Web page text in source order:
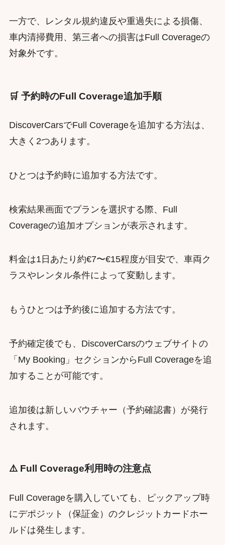
一方で、レンタル規約違反や重過失による損傷、
車内清掃費用、第三者への損害はFull Coverageの
対象外です。
🛒 予約時のFull Coverage追加手順
DiscoverCarsでFull Coverageを追加する方法は、
大きく2つあります。
ひとつは予約時に追加する方法です。
検索結果画面でプランを選択する際、Full
Coverageの追加オプションが表示されます。
料金は1日あたり約€7〜€15程度が目安で、車両ク
ラスやレンタル条件によって変動します。
もうひとつは予約後に追加する方法です。
予約確定後でも、DiscoverCarsのウェブサイトの
「My Booking」セクションからFull Coverageを追
加することが可能です。
追加後は新しいバウチャー（予約確認書）が発行
されます。
⚠️ Full Coverage利用時の注意点
Full Coverageを購入していても、ピックアップ時
にデポジット（保証金）のクレジットカードホー
ルドは発生します。